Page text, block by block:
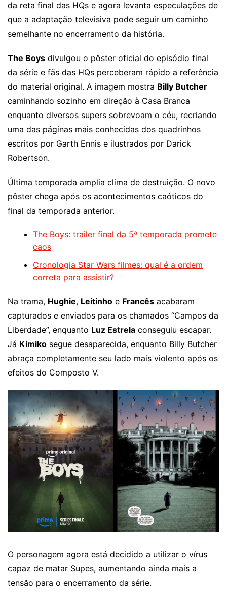
da reta final das HQs e agora levanta especulações de
que a adaptação televisiva pode seguir um caminho
semelhante no encerramento da história.
The Boys divulgou o pôster oficial do episódio final
da série e fãs das HQs perceberam rápido a referência
do material original. A imagem mostra Billy Butcher
caminhando sozinho em direção à Casa Branca
enquanto diversos supers sobrevoam o céu, recriando
uma das páginas mais conhecidas dos quadrinhos
escritos por Garth Ennis e ilustrados por Darick
Robertson.
Última temporada amplia clima de destruição. O novo
pôster chega após os acontecimentos caóticos do
final da temporada anterior.
The Boys: trailer final da 5ª temporada promete
caos
Cronologia Star Wars filmes: qual é a ordem
correta para assistir?
Na trama, Hughie, Leitinho e Francês acabaram
capturados e enviados para os chamados “Campos da
Liberdade”, enquanto Luz Estrela conseguiu escapar.
Já Kimiko segue desaparecida, enquanto Billy Butcher
abraça completamente seu lado mais violento após os
efeitos do Composto V.
O personagem agora está decidido a utilizar o vírus
capaz de matar Supes, aumentando ainda mais a
tensão para o encerramento da série.